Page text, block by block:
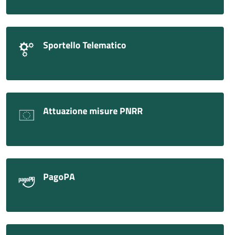
Sportello Telematico
Attuazione misure PNRR
PagoPA